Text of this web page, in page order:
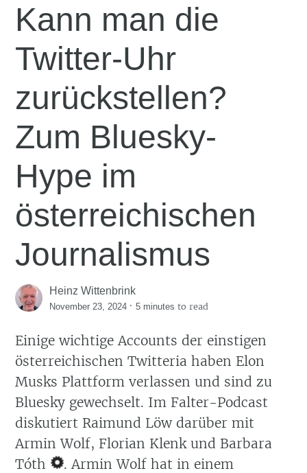
Kann man die
Twitter-Uhr
zurückstellen?
Zum Bluesky-
Hype im
österreichischen
Journalismus
Heinz Wittenbrink
November 23, 2024 ·5 minutes to read
Einige wichtige Accounts der einstigen
österreichischen Twitteria haben Elon
Musks Plattform verlassen und sind zu
Bluesky gewechselt. Im Falter-Podcast
diskutiert Raimund Löw darüber mit
Armin Wolf, Florian Klenk und Barbara
Tóth
. Armin Wolf hat in einem